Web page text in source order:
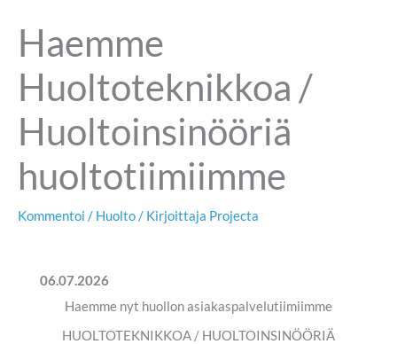
Haemme
Huoltoteknikkoa /
Huoltoinsinööriä
huoltotiimiimme
Kommentoi / Huolto/ Kirjoittaja Projecta
06.07.2026
Haemme nyt huollon asiakaspalvelutiimiimme
HUOLTOTEKNIKKOA / HUOLTOINSINÖÖRIÄ